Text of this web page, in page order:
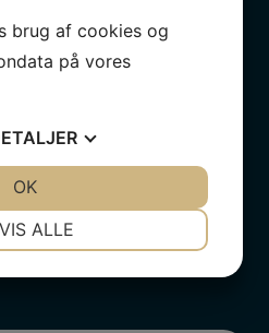
dig altid den
du ikke skal undvære din
brug af cookies og
på vores
ALLE
OK